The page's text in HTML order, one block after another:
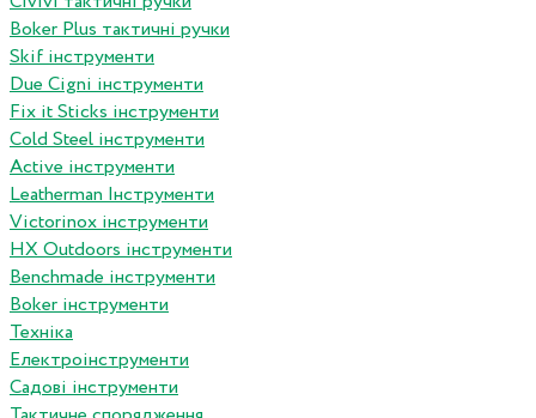
Boker Plus тактичні ручки
Skif інструменти
Due Cigni інструменти
Fix it Sticks інструменти
Сold Steel інструменти
Active інструменти
Leatherman Інструменти
Victorinox інструменти
HX Outdoors інструменти
Benchmade інструменти
Boker інструменти
Техніка
Електроінструменти
Садові інструменти